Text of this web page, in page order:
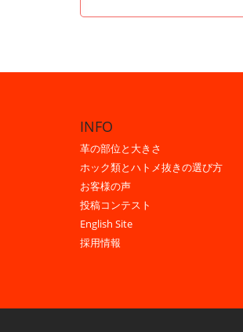
INFO
革の部位と大きさ
ホック類とハトメ抜きの選び方
お客様の声
投稿コンテスト
English Site
採用情報